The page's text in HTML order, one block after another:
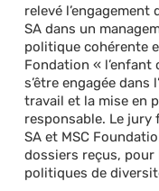
relevé l’engagement
SA dans un
politique cohérente
Fondation « l’enfant
s’être engagée dans
travail et la mise en
responsable. Le jury
SA et MSC
dossiers reçus,
politiques de